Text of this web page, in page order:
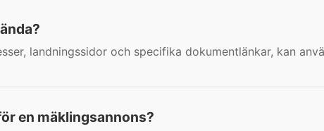
landningssidor och specifika dokumentlänkar, kan
en mäklingsannons?